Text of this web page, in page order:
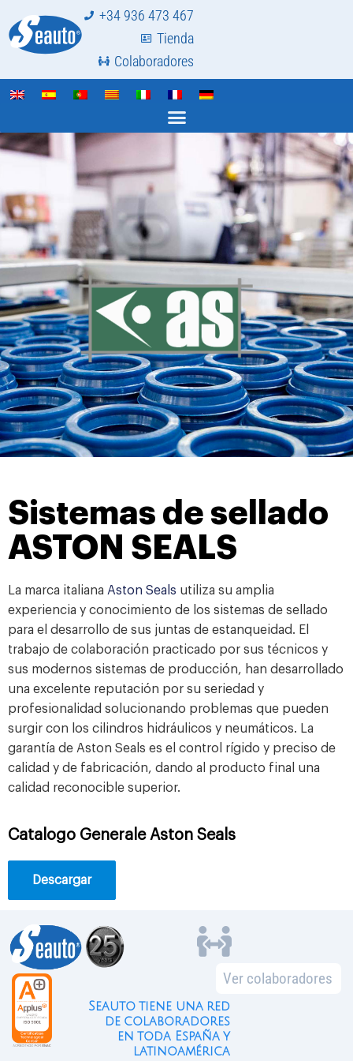
+34 936 473 467
Tienda
Colaboradores
Sistemas de sellado
ASTON SEALS
La marca italiana Aston Seals utiliza su amplia
experiencia y conocimiento de los sistemas de sellado
para el desarrollo de sus juntas de estanqueidad. El
trabajo de colaboración practicado por sus técnicos y
sus modernos sistemas de producción, han desarrollado
una excelente reputación por su seriedad y
profesionalidad solucionando problemas que pueden
surgir con los cilindros hidráulicos y neumáticos. La
garantía de Aston Seals es el control rígido y preciso de
calidad y de fabricación, dando al producto final una
calidad reconocible superior.
Catalogo Generale Aston Seals
Descargar
Ver colaboradores
Seauto tiene una red
de colaboradores
en toda España y
latinoamérica